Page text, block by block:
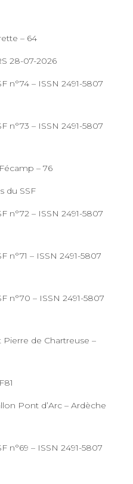
– 64
28-07-2026
n°74 – ISSN 2491-5807
n°73 – ISSN 2491-5807
– 76
du SSF
n°72 – ISSN 2491-5807
n°71 – ISSN 2491-5807
n°70 – ISSN 2491-5807
de Chartreuse –
Pont d’Arc – Ardèche
n°69 – ISSN 2491-5807